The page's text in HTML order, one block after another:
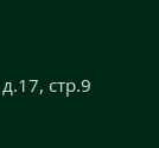
стр.9